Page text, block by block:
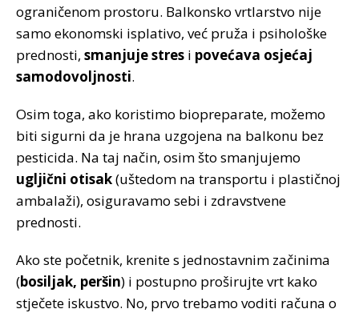
ograničenom prostoru. Balkonsko vrtlarstvo nije
samo ekonomski isplativo, već pruža i psihološke
prednosti, smanjuje stres i povećava osjećaj
samodovoljnosti.
Osim toga, ako koristimo biopreparate, možemo
biti sigurni da je hrana uzgojena na balkonu bez
pesticida. Na taj način, osim što smanjujemo
ugljični otisak(uštedom na transportu i plastičnoj
ambalaži), osiguravamo sebi i zdravstvene
prednosti.
Ako ste početnik, krenite s jednostavnim začinima
(bosiljak, peršin) i postupno proširujte vrt kako
stječete iskustvo. No, prvo trebamo voditi računa o